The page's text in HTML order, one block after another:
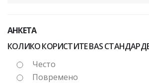
АНКЕТА
КОЛИКО КОРИСТИТЕ BAS
Често
Повремено